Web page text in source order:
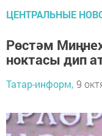
ЦЕНТРАЛЬНЫЕ
Рөстәм
ноктасы дип
Татар-информ, 9